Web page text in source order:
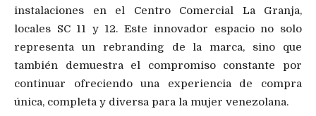
instalaciones en el Centro Comercial La Granja,
locales SC 11 y 12. Este innovador espacio no solo
representa un rebranding de la marca, sino que
también demuestra el compromiso constante por
continuar ofreciendo una experiencia de compra
única, completa y diversa para la mujer venezolana.